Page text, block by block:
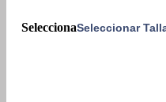
Seleccionar